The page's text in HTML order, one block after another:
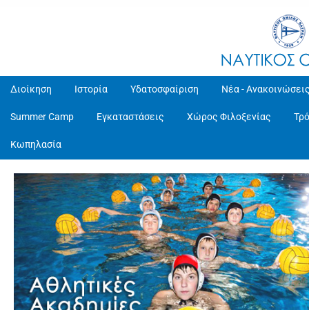
Διοίκηση Ιστορία Υδατοσφαίριση Νέα -
Summer Camp Εγκαταστάσεις Χώρος Φιλοξενίας
Κωπηλασία